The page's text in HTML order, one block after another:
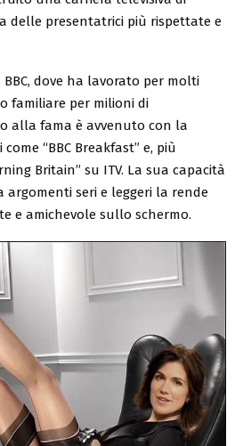
delle presentatrici più rispettate e
dove ha lavorato per molti
familiare per milioni di
alla fama è avvenuto con la
“BBC Breakfast” e, più
Britain” su ITV. La sua capacità
argomenti seri e leggeri la rende
e amichevole sullo schermo.